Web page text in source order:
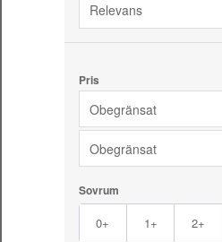
Relevans
Pris
Obegränsat
Obegränsat
Sovrum
0+ 1+ 2+